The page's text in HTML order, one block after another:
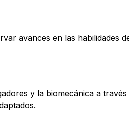
avances en las habilidades
y la biomecánica a